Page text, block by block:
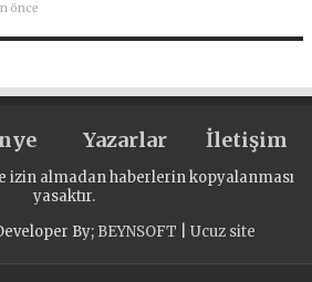
önce
Yazarlar İletişim
izin almadan haberlerin kopyalanması
yasaktır.
By; BEYNSOFT Ucuz site